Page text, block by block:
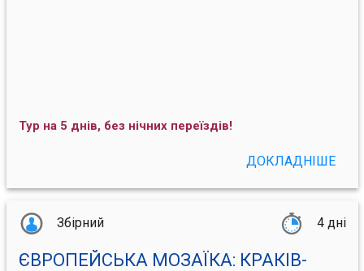
Тур на 5 днів, без нічних переїздів!
ДОКЛАДНІШЕ
Збірний 4 дні
ЄВРОПЕЙСЬКА МОЗАЇКА: КРАКІВ-